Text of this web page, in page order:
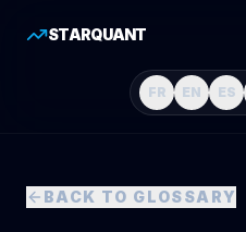
STARQUANT
FR EN ES
BACK TO GLOSSARY